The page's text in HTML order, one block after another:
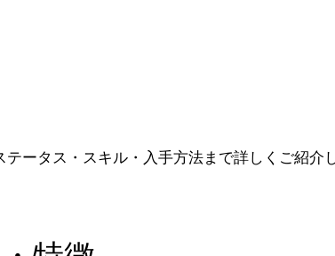
ータス・スキル・入手方法まで詳しくご紹介